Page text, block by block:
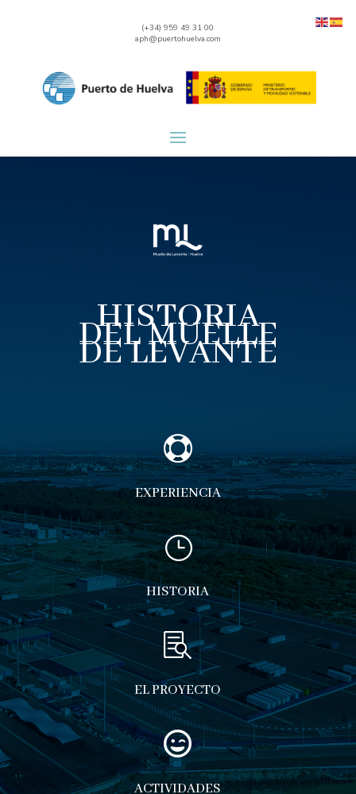
(+34) 959 49 31 00
aph@puertohuelva.com
HISTORIA
DEL MUELLE
DE LEVANTE

EXPERIENCIA
}
HISTORIA

EL PROYECTO

ACTIVIDADES